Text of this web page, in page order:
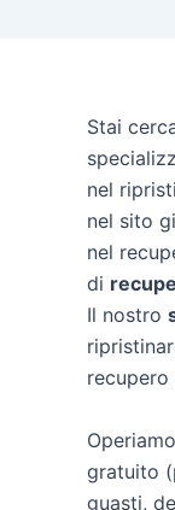
Stai
nel
nel sito
nel
di
Il nostro
gratuito
guasti,